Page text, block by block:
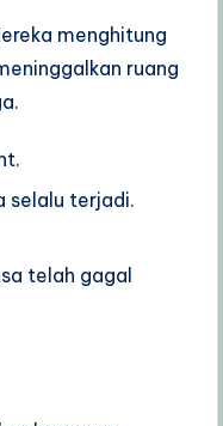
menghitung
ruang
selalu terjadi.
telah gagal